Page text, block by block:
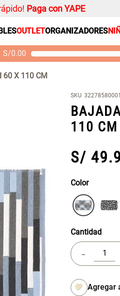
Paga con YAPE
OUTLETORGANIZADORES
S/0.00
60 X 110 CM
SKU
110 CM
S/ 49.
Color
Cantidad
-
Bambú Inodoro con
Puerta 65x28x171 cm
S/ 261.00 S/